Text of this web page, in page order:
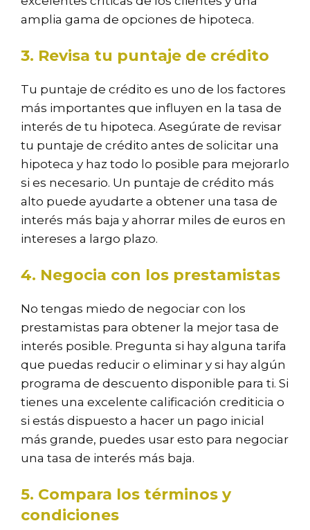
amplia gama de opciones de hipoteca.
3. Revisa tu puntaje de crédito
Tu puntaje de crédito es uno de los factores
más importantes que influyen en la tasa de
interés de tu hipoteca. Asegúrate de revisar
tu puntaje de crédito antes de solicitar una
hipoteca y haz todo lo posible para mejorarlo
si es necesario. Un puntaje de crédito más
alto puede ayudarte a obtener una tasa de
interés más baja y ahorrar miles de euros en
intereses a largo plazo.
4. Negocia con los prestamistas
No tengas miedo de negociar con los
prestamistas para obtener la mejor tasa de
interés posible. Pregunta si hay alguna tarifa
que puedas reducir o eliminar y si hay algún
programa de descuento disponible para ti. Si
tienes una excelente calificación crediticia o
si estás dispuesto a hacer un pago inicial
más grande, puedes usar esto para negociar
una tasa de interés más baja.
5. Compara los términos y
condiciones